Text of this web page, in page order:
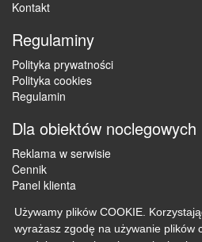
Kontakt
Regulaminy
Polityka prywatności
Polityka cookies
Regulamin
Dla obiektów noclegowych
Reklama w serwisie
Cennik
Panel klienta
Copyright © 2012 - 2026
Używamy plików COOKIE.
wyrażasz zgodę na używanie plików